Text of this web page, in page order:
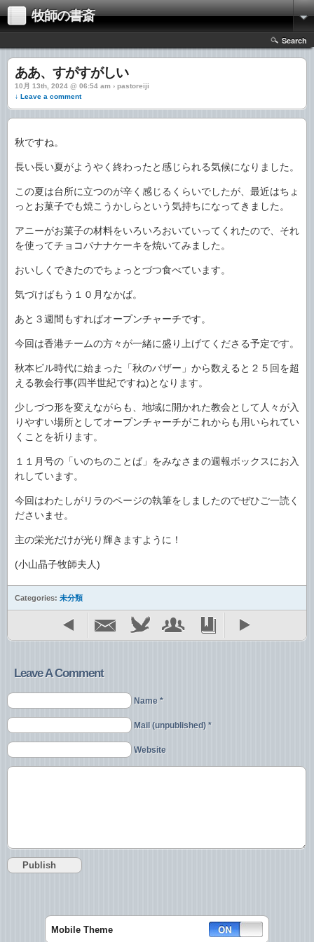
牧師の書斎
Search
ああ、すがすがしい
10月 13th, 2024 @ 06:54 am › pastoreiji
↓ Leave a comment
秋ですね。
長い長い夏がようやく終わったと感じられる気候になりました。
この夏は台所に立つのが辛く感じるくらいでしたが、最近はちょ
っとお菓子でも焼こうかしらという気持ちになってきました。
アニーがお菓子の材料をいろいろおいていってくれたので、それ
を使ってチョコバナナケーキを焼いてみました。
おいしくできたのでちょっとづつ食べています。
気づけばもう１０月なかば。
あと３週間もすればオープンチャーチです。
今回は香港チームの方々が一緒に盛り上げてくださる予定です。
秋本ビル時代に始まった「秋のバザー」から数えると２５回を超
える教会行事(四半世紀ですね)となります。
少しづつ形を変えながらも、地域に開かれた教会として人々が入
りやすい場所としてオープンチャーチがこれからも用いられてい
くことを祈ります。
１１月号の「いのちのことば」をみなさまの週報ボックスにお入
れしています。
今回はわたしがリラのページの執筆をしましたのでぜひご一読く
ださいませ。
主の栄光だけが光り輝きますように！
(小山晶子牧師夫人)
Categories: 未分類
Leave A Comment
Name *
Mail (unpublished) *
Website
Mobile Theme